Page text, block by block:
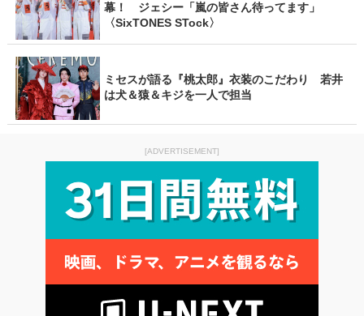
幕！ ジェシー「嵐の皆さん待ってます」
〈SixTONES STock〉
ミセスが語る『桃太郎』衣装のこだわり 若井
は犬＆猿＆キジを一人で担当
[ADVERTISEMENT]